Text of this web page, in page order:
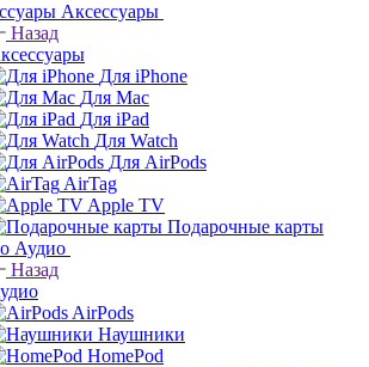
Аксессуары
Назад
Для iPhone
Для Mac
Для iPad
Для Watch
Для AirPods
AirTag
Apple TV
Подарочные карты
Аудио
Назад
AirPods
Наушники
HomePod